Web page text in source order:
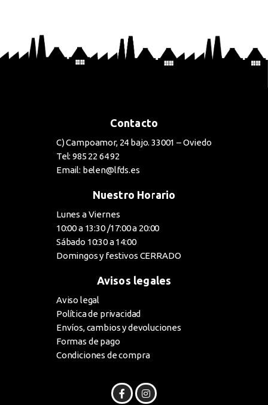
Contacto
C) Campoamor, 24 bajo. 33001 – Oviedo
Tel: 985 22 64 92
Email: belen@lfds.es
Nuestro Horario
Lunes a Viernes
10:00 a 13:30 /17:00 a 20:00
Sábado 10:30 a 14:00
Domingos y festivos CERRADO
Avisos legales
Aviso legal
Política de privacidad
Envíos, cambios y devoluciones
Formas de pago
Condiciones de compra